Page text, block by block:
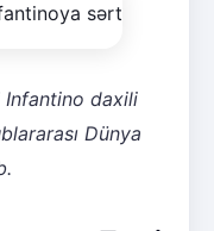
Infantino daxili
Dünya